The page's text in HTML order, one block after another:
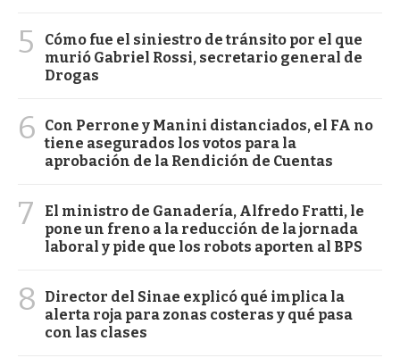
5
Cómo fue el siniestro de tránsito por el que
murió Gabriel Rossi, secretario general de
Drogas
6
Con Perrone y Manini distanciados, el FA no
tiene asegurados los votos para la
aprobación de la Rendición de Cuentas
7
El ministro de Ganadería, Alfredo Fratti, le
pone un freno a la reducción de la jornada
laboral y pide que los robots aporten al BPS
8
Director del Sinae explicó qué implica la
alerta roja para zonas costeras y qué pasa
con las clases